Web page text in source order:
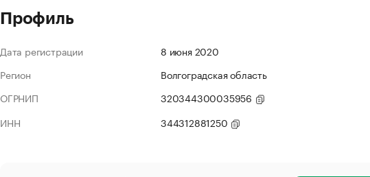
Профиль
Дата регистрации
8 июня 2020
Регион
Волгоградская область
ОГРНИП
320344300035956
ИНН
344312881250